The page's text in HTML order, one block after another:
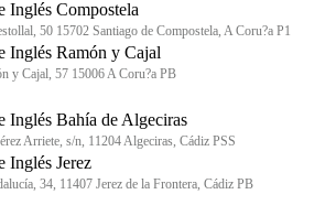
Inglés Compostela
50 15702 Santiago de Compostela, A Coru?a P1
Inglés Ramón y Cajal
y Cajal, 57 15006 A Coru?a PB
Inglés Bahía de Algeciras
Arriete, s/n, 11204 Algeciras, Cádiz PSS
Inglés Jerez
34, 11407 Jerez de la Frontera, Cádiz PB